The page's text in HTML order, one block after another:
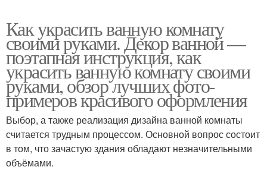
Как украсить ванную комнату
своими руками. Декор ванной —
поэтапная инструкция, как
украсить ванную комнату своими
руками, обзор лучших фото-
примеров красивого оформления
Выбор, а также реализация дизайна ванной комнаты
считается трудным процессом. Основной вопрос состоит
в том, что зачастую здания обладают незначительными
объёмами.